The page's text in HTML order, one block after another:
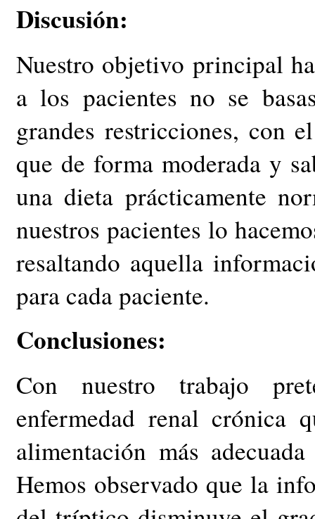
Discusión:
Nuestro objetivo principal
a los pacientes no se
grandes restricciones, con
que de forma moderada y
una dieta prácticamente
nuestros pacientes lo
resaltando aquella
para cada paciente.
Conclusiones:
Con nuestro trabajo
enfermedad renal crónica
alimentación más
Hemos observado que la